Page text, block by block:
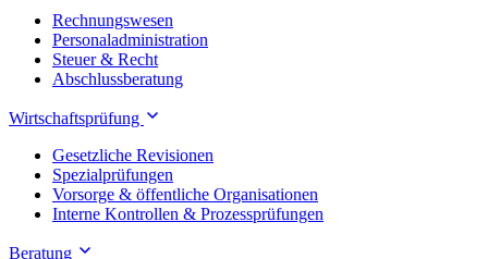
Rechnungswesen
Personaladministration
Steuer & Recht
Abschlussberatung
Wirtschaftsprüfung
Gesetzliche Revisionen
Spezialprüfungen
Vorsorge & öffentliche Organisationen
Interne Kontrollen & Prozessprüfungen
Beratung